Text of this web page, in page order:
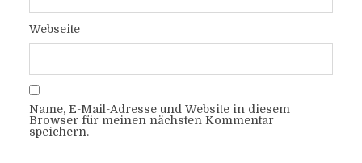
Webseite
Name, E-Mail-Adresse und Website in diesem
Browser für meinen nächsten Kommentar
speichern.